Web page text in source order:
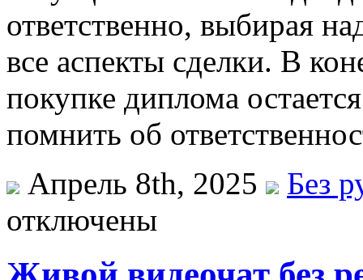
ответственно, выбирая
все аспекты сделки. В
покупке диплома
помнить об
Апрель 8th, 2025
Без
отключены